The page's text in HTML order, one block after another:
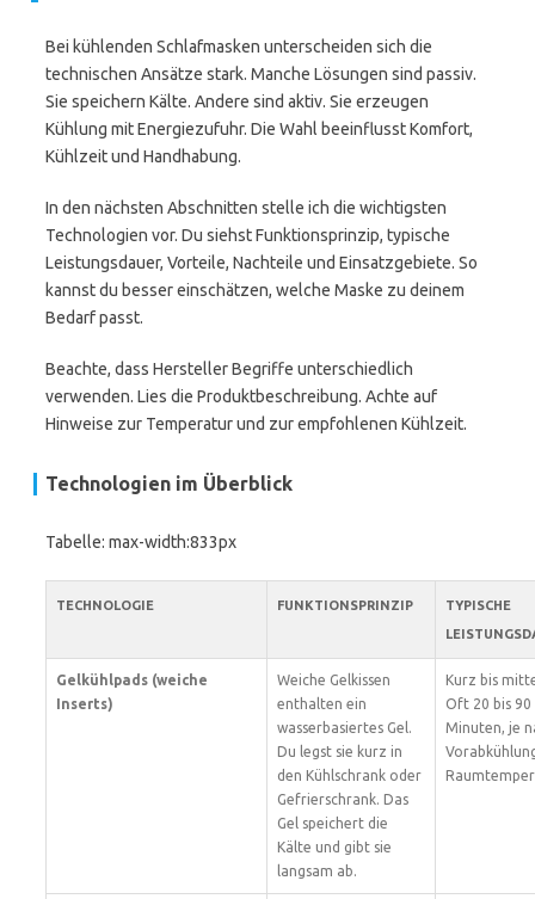
Bei kühlenden Schlafmasken unterscheiden sich die
technischen Ansätze stark. Manche Lösungen sind passiv.
Sie speichern Kälte. Andere sind aktiv. Sie erzeugen
Kühlung mit Energiezufuhr. Die Wahl beeinflusst Komfort,
Kühlzeit und Handhabung.
In den nächsten Abschnitten stelle ich die wichtigsten
Technologien vor. Du siehst Funktionsprinzip, typische
Leistungsdauer, Vorteile, Nachteile und Einsatzgebiete. So
kannst du besser einschätzen, welche Maske zu deinem
Bedarf passt.
Beachte, dass Hersteller Begriffe unterschiedlich
verwenden. Lies die Produktbeschreibung. Achte auf
Hinweise zur Temperatur und zur empfohlenen Kühlzeit.
Technologien im Überblick
Tabelle: max-width:833px
TECHNOLOGIE FUNKTIONSPRINZIP
TYPISCHE
Gelkühlpads (weiche
Inserts)
Weiche Gelkissen
enthalten ein
wasserbasiertes Gel.
Du legst sie kurz in
den Kühlschrank oder
Gefrierschrank. Das
Gel speichert die
Kälte und gibt sie
langsam ab.
Kurz bis
Oft 20 bis 90
Minuten, je